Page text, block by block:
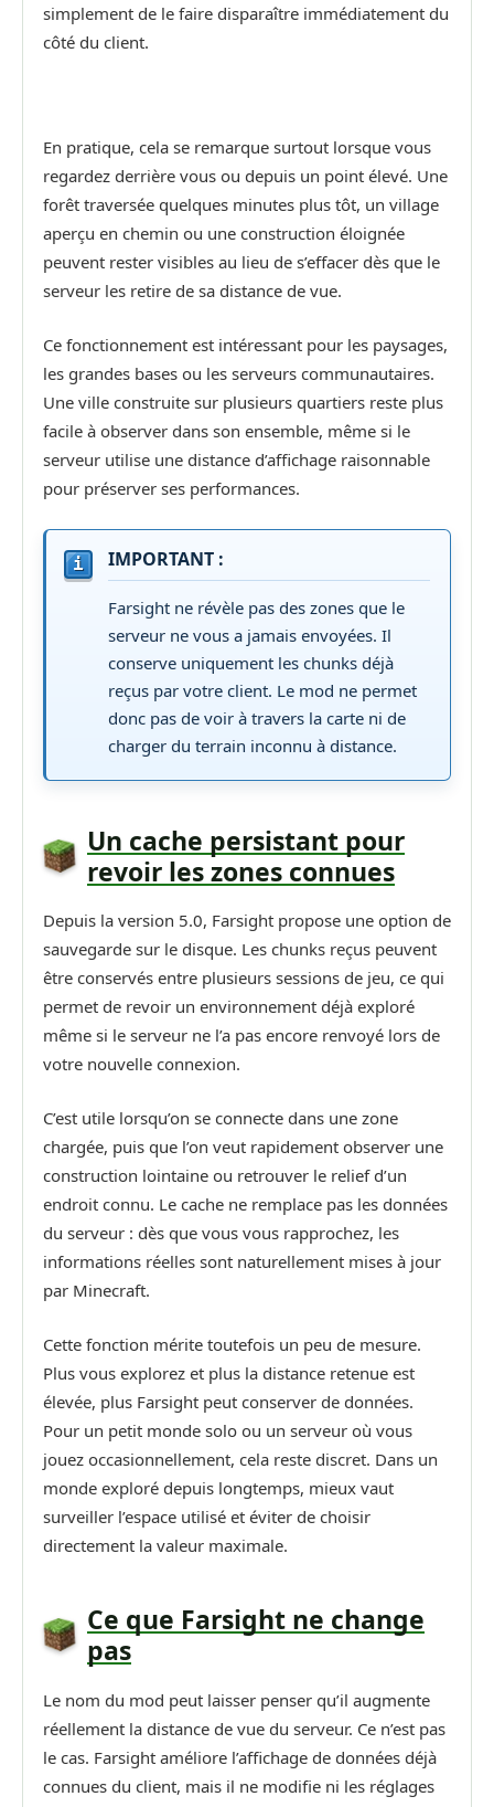
simplement de le faire disparaître immédiatement du
côté du client.
En pratique, cela se remarque surtout lorsque vous
regardez derrière vous ou depuis un point élevé. Une
forêt traversée quelques minutes plus tôt, un village
aperçu en chemin ou une construction éloignée
peuvent rester visibles au lieu de s’effacer dès que le
serveur les retire de sa distance de vue.
Ce fonctionnement est intéressant pour les paysages,
les grandes bases ou les serveurs communautaires.
Une ville construite sur plusieurs quartiers reste plus
facile à observer dans son ensemble, même si le
serveur utilise une distance d’affichage raisonnable
pour préserver ses performances.
IMPORTANT :
Farsight ne révèle pas des zones que le
serveur ne vous a jamais envoyées. Il
conserve uniquement les chunks déjà
reçus par votre client. Le mod ne permet
donc pas de voir à travers la carte ni de
charger du terrain inconnu à distance.
Un cache persistant pour
revoir les zones connues
Depuis la version 5.0, Farsight propose une option de
sauvegarde sur le disque. Les chunks reçus peuvent
être conservés entre plusieurs sessions de jeu, ce qui
permet de revoir un environnement déjà exploré
même si le serveur ne l’a pas encore renvoyé lors de
votre nouvelle connexion.
C’est utile lorsqu’on se connecte dans une zone
chargée, puis que l’on veut rapidement observer une
construction lointaine ou retrouver le relief d’un
endroit connu. Le cache ne remplace pas les données
du serveur : dès que vous vous rapprochez, les
informations réelles sont naturellement mises à jour
par Minecraft.
Cette fonction mérite toutefois un peu de mesure.
Plus vous explorez et plus la distance retenue est
élevée, plus Farsight peut conserver de données.
Pour un petit monde solo ou un serveur où vous
jouez occasionnellement, cela reste discret. Dans un
monde exploré depuis longtemps, mieux vaut
surveiller l’espace utilisé et éviter de choisir
directement la valeur maximale.
Ce que Farsight ne change
pas
Le nom du mod peut laisser penser qu’il augmente
réellement la distance de vue du serveur. Ce n’est pas
le cas. Farsight améliore l’affichage de données déjà
connues du client, mais il ne modifie ni les réglages